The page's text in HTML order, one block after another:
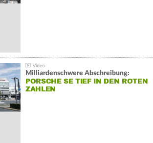
Milliardenschwere Abschreibung:
PORSCHE SE TIEF IN DEN ROTEN
ZAHLEN